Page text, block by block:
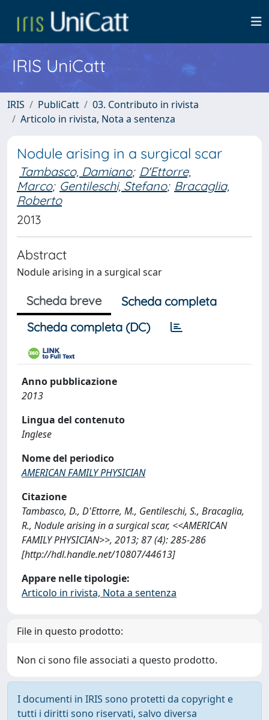
IRIS UniCatt
IRIS PubliCatt
03. Contributo in rivista
Articolo in rivista, Nota a sentenza
Nodule arising in a surgical scar
Tambasco, Damiano; D'Ettorre,
Marco; Gentileschi, Stefano; Bracaglia,
Roberto
2013
Abstract
Nodule arising in a surgical scar
Scheda breve
Scheda completa
Scheda completa (DC)
Anno pubblicazione
2013
Lingua del contenuto
Inglese
Nome del periodico
AMERICAN FAMILY PHYSICIAN
Citazione
Tambasco, D., D'Ettorre, M., Gentileschi, S., Bracaglia,
R., Nodule arising in a surgical scar, <<AMERICAN
FAMILY PHYSICIAN>>, 2013; 87 (4): 285-286
[http://hdl.handle.net/10807/44613]
Appare nelle tipologie:
Articolo in rivista, Nota a sentenza
File in questo prodotto:
Non ci sono file associati a questo prodotto.
I documenti in IRIS sono protetti da copyright e
tutti i diritti sono riservati, salvo diversa